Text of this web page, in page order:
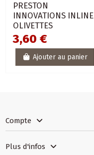
PRESTON
INNOVATIONS INLINE
OLIVETTES
3,60 €
Ajouter au panier
Compte
Plus d'infos